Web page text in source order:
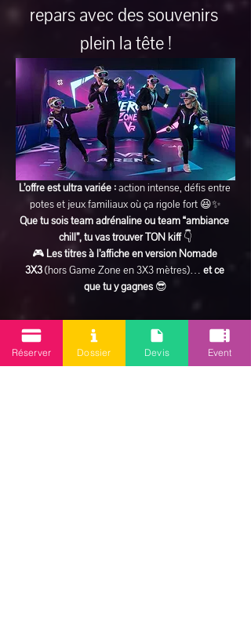
repars avec des souvenirs
plein la tête !
L’offre est ultra variée : action intense, défis entre
potes et jeux familiaux où ça rigole fort 😆✨
Que tu sois team adrénaline ou team “ambiance
chill”, tu vas trouver TON kiff 👇
🎮 Les titres à l’affiche en version Nomade
3X3 (hors Game Zone en 3X3 mètres)… et ce
que tu y gagnes 😎
En lire plus >
Réserver Dossier Devis Event